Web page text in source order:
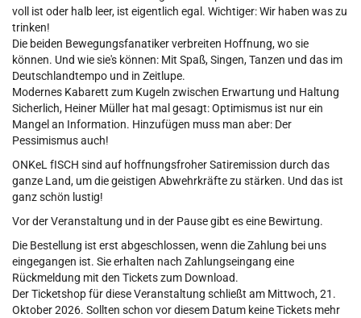
voll ist oder halb leer, ist eigentlich egal. Wichtiger: Wir haben was zu
trinken!
Die beiden Bewegungsfanatiker verbreiten Hoffnung, wo sie
können. Und wie sie's können: Mit Spaß, Singen, Tanzen und das im
Deutschlandtempo und in Zeitlupe.
Modernes Kabarett zum Kugeln zwischen Erwartung und Haltung
Sicherlich, Heiner Müller hat mal gesagt: Optimismus ist nur ein
Mangel an Information. Hinzufügen muss man aber: Der
Pessimismus auch!
ONKeL fISCH sind auf hoffnungsfroher Satiremission durch das
ganze Land, um die geistigen Abwehrkräfte zu stärken. Und das ist
ganz schön lustig!
Vor der Veranstaltung und in der Pause gibt es eine Bewirtung.
Die Bestellung ist erst abgeschlossen, wenn die Zahlung bei uns
eingegangen ist. Sie erhalten nach Zahlungseingang eine
Rückmeldung mit den Tickets zum Download.
Der Ticketshop für diese Veranstaltung schließt am Mittwoch, 21.
Oktober 2026. Sollten schon vor diesem Datum keine Tickets mehr